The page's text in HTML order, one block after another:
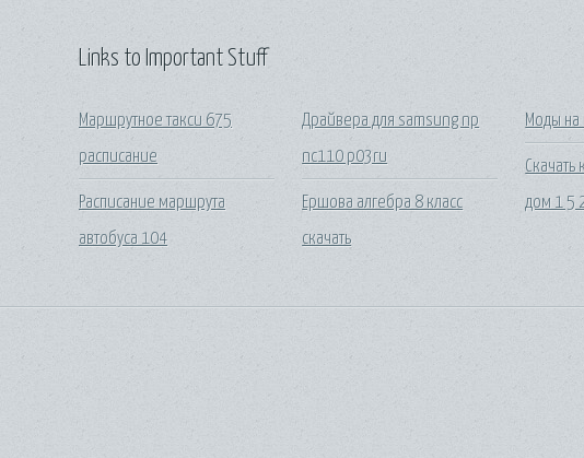
Links to Important Stuff
Маршрутное такси 675
расписание
Расписание маршрута
автобуса 104
Драйвера для samsung np
nc110 p03ru
Ершова алгебра 8 класс
скачать
Моды на
Скачать
дом 1 5